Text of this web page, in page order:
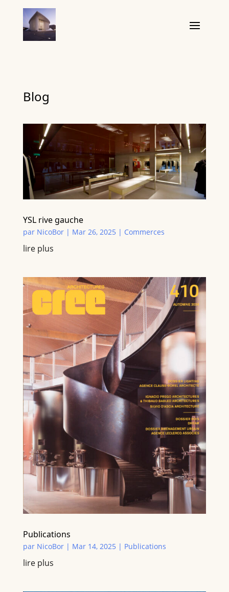
Blog
YSL rive gauche
par NicoBor| Mar 26, 2025| Commerces
lire plus
Publications
par NicoBor| Mar 14, 2025| Publications
lire plus